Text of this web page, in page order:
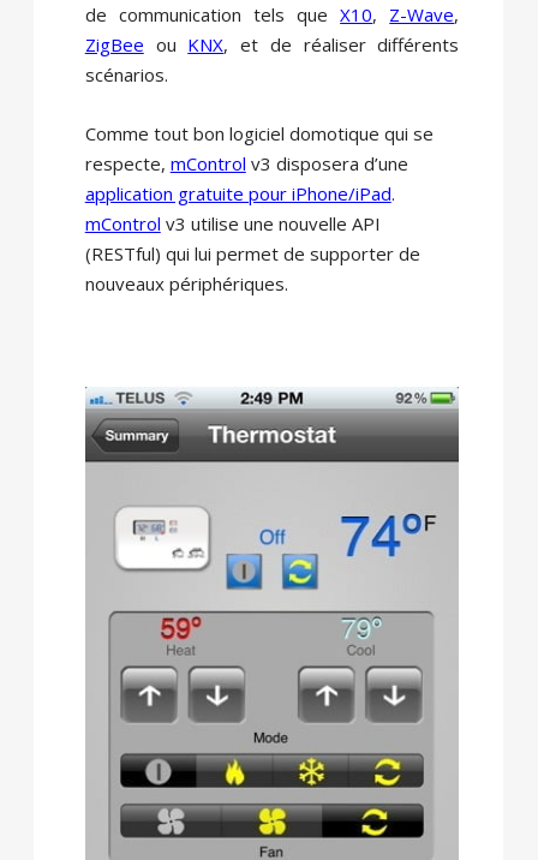
de communication tels queX10, Z-Wave,
ZigBee ou KNX, et de réaliser différents
scénarios.
Comme tout bon logiciel domotique qui se
respecte, mControl v3 disposera d’une
application gratuite pour iPhone/iPad.
mControl v3 utilise une nouvelle API
(RESTful) qui lui permet de supporter de
nouveaux périphériques.